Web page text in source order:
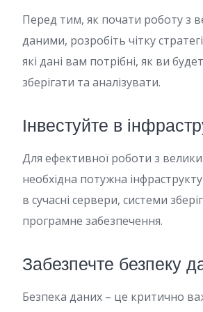
Перед тим, як почати роботу з
даними, розробіть чітку
які дані вам потрібні, як ви
зберігати та аналізувати.
Інвестуйте в
Для ефективної роботи з
необхідна потужна
в сучасні сервери, системи
програмне забезпечення.
Забезпечте безпеку
Безпека даних – це критично